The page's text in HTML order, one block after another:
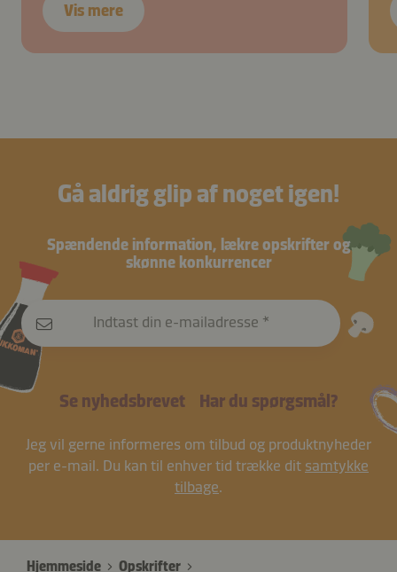
Vis mere
Gå aldrig glip af noget igen!
Spændende information, lækre opskrifter og
skønne konkurrencer
Indtast din e-mailadresse
Se nyhedsbrevet Har du spørgsmål?
Jeg vil gerne informeres om tilbud og produktnyheder
per e-mail. Du kan til enhver tid trække dit samtykke
tilbage.
Hjemmeside
Opskrifter